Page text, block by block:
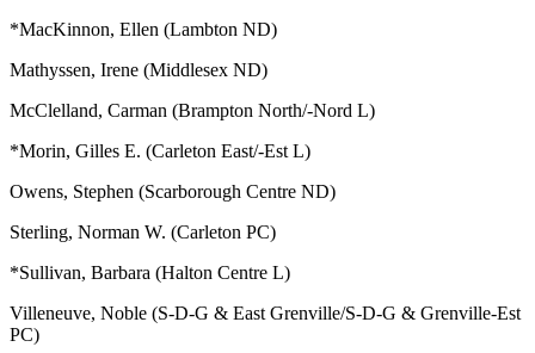
*MacKinnon, Ellen (Lambton ND)
Mathyssen, Irene (Middlesex ND)
McClelland, Carman (Brampton North/-Nord L)
*Morin, Gilles E. (Carleton East/-Est L)
Owens, Stephen (Scarborough Centre ND)
Sterling, Norman W. (Carleton PC)
*Sullivan, Barbara (Halton Centre L)
Villeneuve, Noble (S-D-G & East Grenville/S-D-G & Grenville-Est
PC)